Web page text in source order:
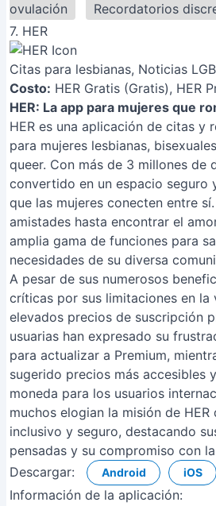
ovulación
Recordatorios
7. HER
Citas para lesbianas, Noticias
Costo: HER Gratis (Gratis), HER
HER: La app para mujeres que
HER es una aplicación de citas y
para mujeres lesbianas,
queer. Con más de 3 millones de
convertido en un espacio seguro
que las mujeres conecten entre
amistades hasta encontrar el
amplia gama de funciones para
necesidades de su diversa
A pesar de sus numerosos
críticas por sus limitaciones en la
elevados precios de suscripción
usuarias han expresado su
para actualizar a Premium,
sugerido precios más accesibles
moneda para los usuarios
muchos elogian la misión de
inclusivo y seguro, destacando
pensadas y su compromiso con
Descargar:
Android iOS
Información de la aplicación: